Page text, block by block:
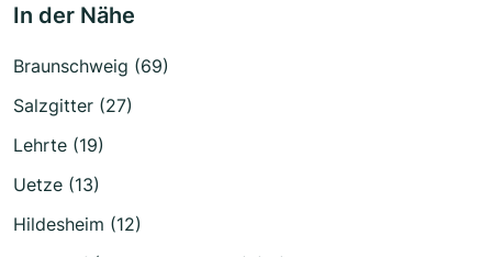
In der Nähe
Braunschweig (69)
Salzgitter (27)
Lehrte (19)
Uetze (13)
Hildesheim (12)